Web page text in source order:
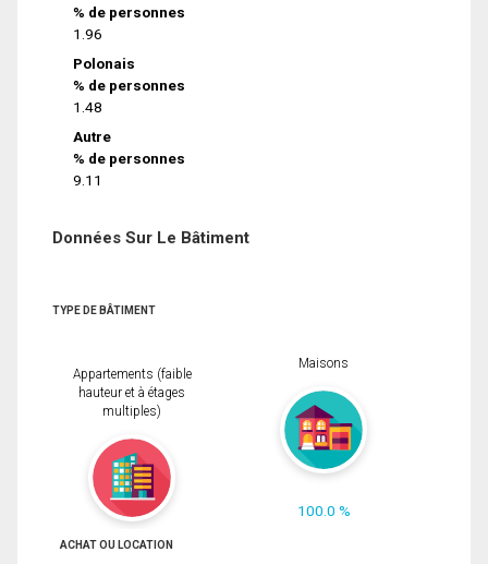
% de personnes
1.96
Polonais
% de personnes
1.48
Autre
% de personnes
9.11
Données Sur Le Bâtiment
TYPE DE BÂTIMENT
Appartements (faible
hauteur et à étages
multiples)
Maisons
100.0 %
ACHAT OU LOCATION